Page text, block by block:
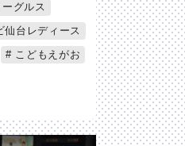
グルス
台レディース
こどもえがお